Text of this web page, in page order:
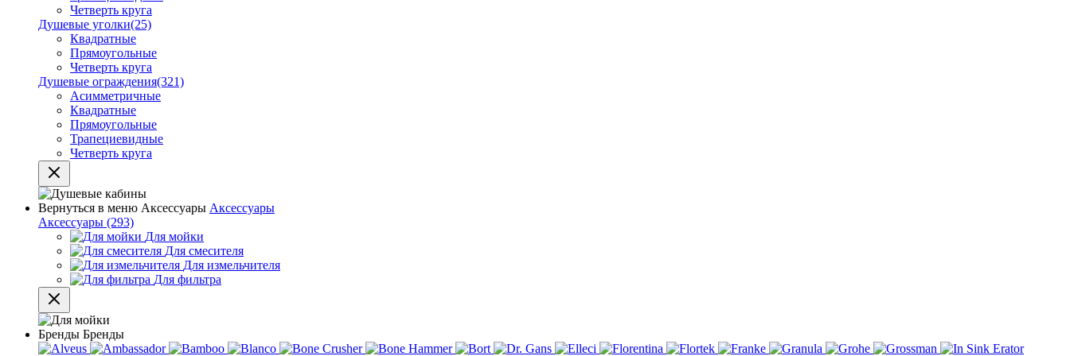
Четверть круга
Душевые уголки(25)
Квадратные
Прямоугольные
Четверть круга
Душевые ограждения(321)
Асимметричные
Квадратные
Прямоугольные
Трапециевидные
Четверть круга
Вернуться в меню Аксессуары Аксессуары
Аксессуары (293)
Для мойки
Для смесителя
Для измельчителя
Для фильтра
Бренды Бренды